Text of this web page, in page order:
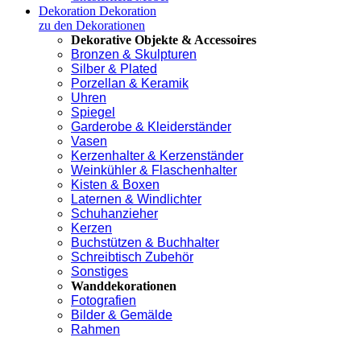
Dekoration Dekoration
zu den Dekorationen
Dekorative Objekte & Accessoires
Bronzen & Skulpturen
Silber & Plated
Porzellan & Keramik
Uhren
Spiegel
Garderobe & Kleiderständer
Vasen
Kerzenhalter & Kerzenständer
Weinkühler & Flaschenhalter
Kisten & Boxen
Laternen & Windlichter
Schuhanzieher
Kerzen
Buchstützen & Buchhalter
Schreibtisch Zubehör
Sonstiges
Wanddekorationen
Fotografien
Bilder & Gemälde
Rahmen